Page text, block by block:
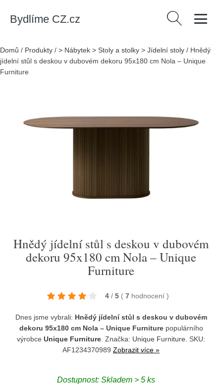
Bydlíme CZ.cz Vyhledávání
Domů / Produkty / > Nábytek > Stoly a stolky > Jídelní stoly / Hnědý
jídelní stůl s deskou v dubovém dekoru 95x180 cm Nola – Unique
Furniture
Hnědý jídelní stůl s deskou v dubovém
dekoru 95x180 cm Nola – Unique
Furniture
4 / 5 ( 7 hodnocení )
Dnes jsme vybrali: Hnědý jídelní stůl s deskou v dubovém
dekoru 95x180 cm Nola – Unique Furniturepopulárního
výrobce Unique Furniture . Značka: Unique Furniture . SKU:
AF1234370989 Zobrazit více »
Dostupnost: Skladem > 5 ks